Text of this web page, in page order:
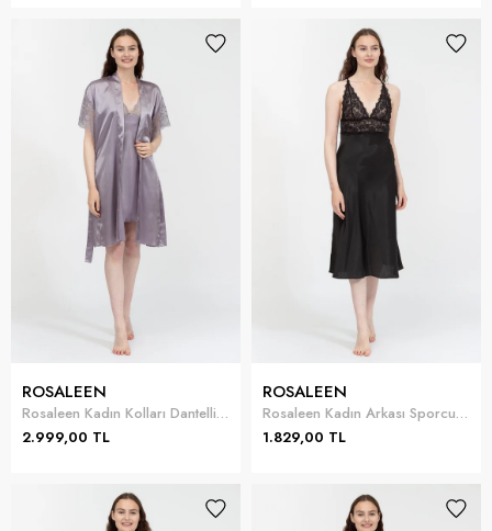
ROSALEEN
Rosaleen Kadın Kolları Dantelli Kimono Kısa Gecelik Takımı
2.999,00 TL
ROSALEEN
Rosaleen Kadın Arkası Sporcu Kalıp Dantelli Uzun Gecelik
1.829,00 TL